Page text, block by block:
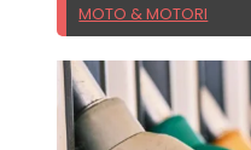
MOTO & MOTORI